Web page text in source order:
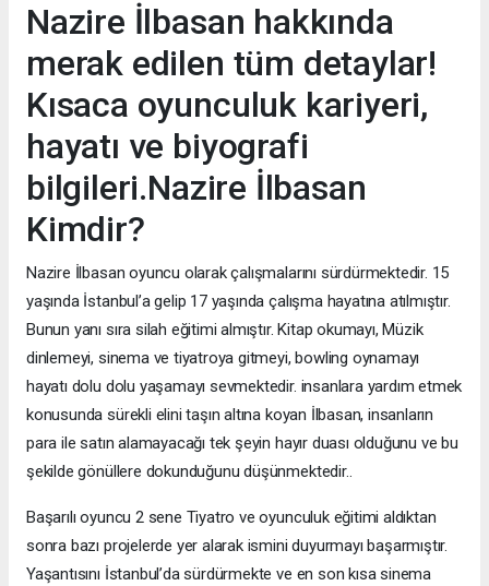
Nazire İlbasan hakkında
merak edilen tüm detaylar!
Kısaca oyunculuk kariyeri,
hayatı ve biyografi
bilgileri.Nazire İlbasan
Kimdir?
Nazire İlbasan oyuncu olarak çalışmalarını sürdürmektedir. 15
yaşında İstanbul’a gelip 17 yaşında çalışma hayatına atılmıştır.
Bunun yanı sıra silah eğitimi almıştır. Kitap okumayı, Müzik
dinlemeyi, sinema ve tiyatroya gitmeyi, bowling oynamayı
hayatı dolu dolu yaşamayı sevmektedir. insanlara yardım etmek
konusunda sürekli elini taşın altına koyan İlbasan, insanların
para ile satın alamayacağı tek şeyin hayır duası olduğunu ve bu
şekilde gönüllere dokunduğunu düşünmektedir..
Başarılı oyuncu 2 sene Tiyatro ve oyunculuk eğitimi aldıktan
sonra bazı projelerde yer alarak ismini duyurmayı başarmıştır.
Yaşantısını İstanbul’da sürdürmekte ve en son kısa sinema